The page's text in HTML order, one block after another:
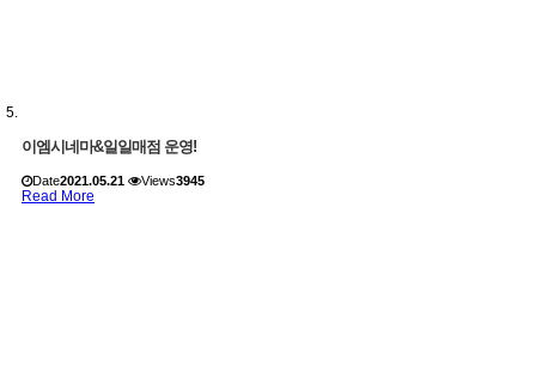
이엠시네마&일일매점 운영!
Date2021.05.21 Views3945
Read More